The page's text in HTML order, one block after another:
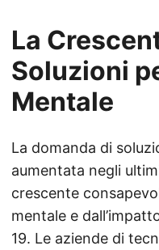
La
Soluzioni
Mentale
La domanda di
aumentata negli
crescente
mentale e
19. Le aziende di